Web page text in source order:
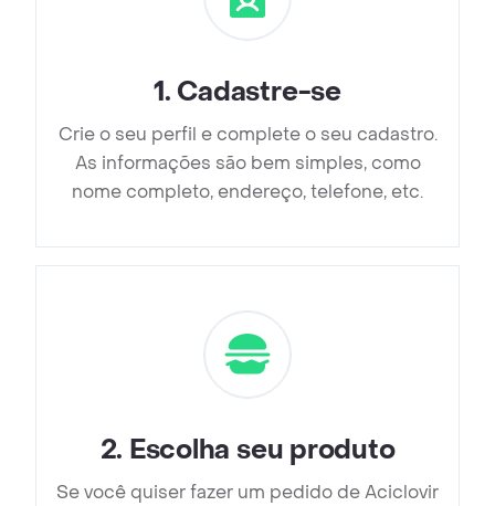
1. Cadastre-se
Crie o seu perfil e complete o seu cadastro.
As informações são bem simples, como
nome completo, endereço, telefone, etc.
2. Escolha seu produto
Se você quiser fazer um pedido de Aciclovir